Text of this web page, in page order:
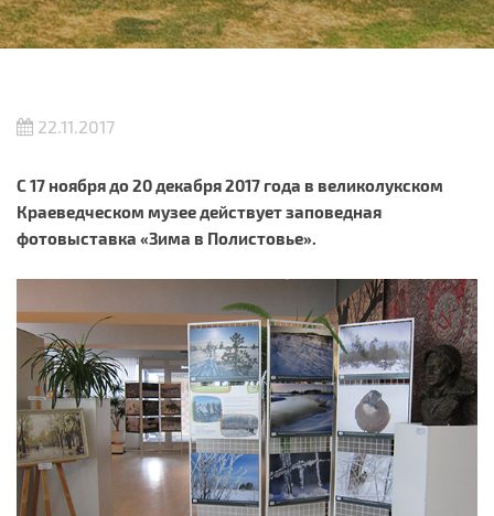
22.11.2017
С 17 ноября до 20 декабря 2017 года в великолукском
Краеведческом музее действует заповедная
фотовыставка «Зима в Полистовье».